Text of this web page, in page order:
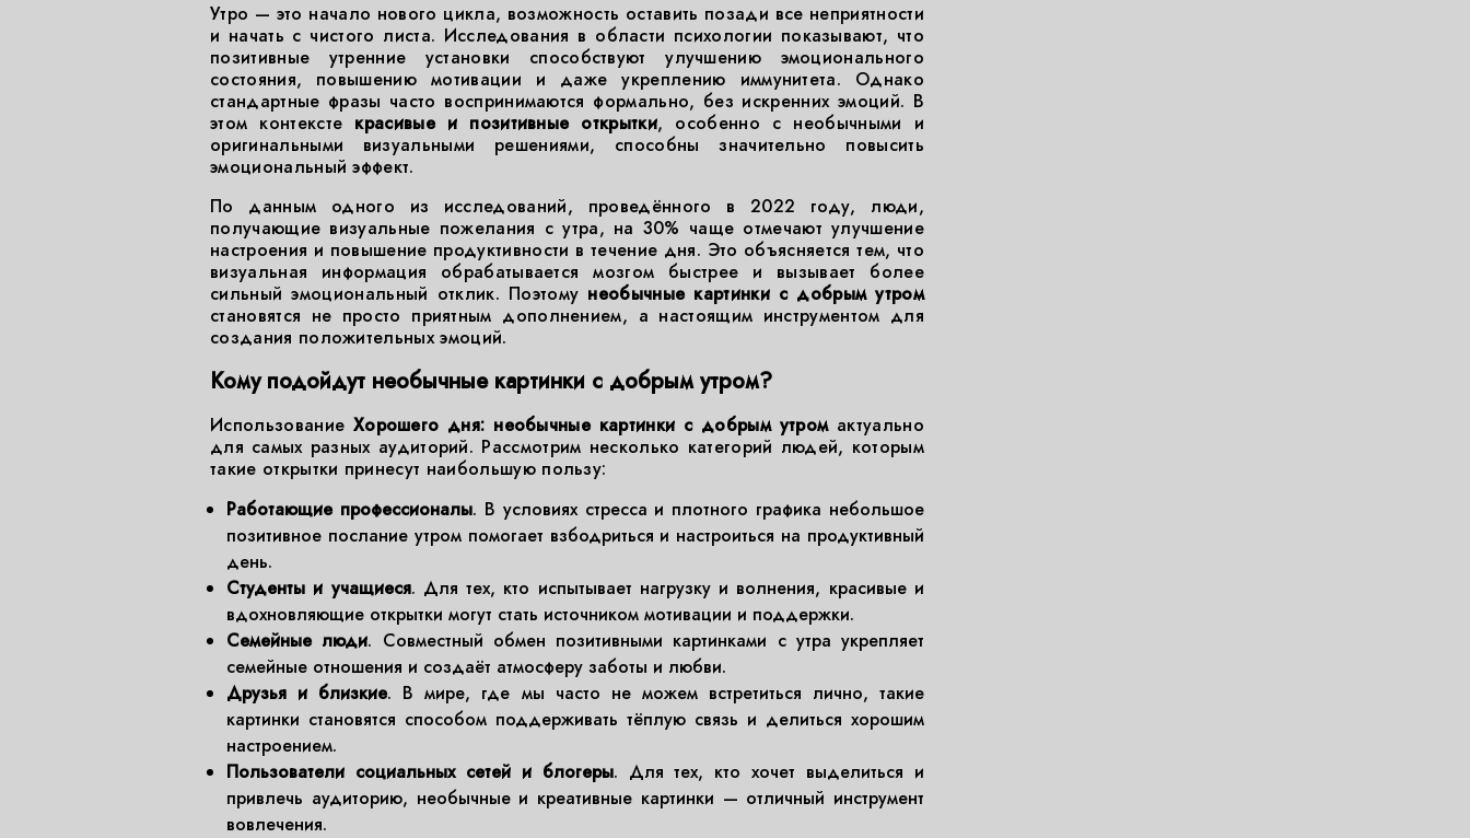
Утро — это начало нового цикла, возможность оставить позади все неприятности
и начать с чистого листа. Исследования в области психологии показывают, что
позитивные утренние установки способствуют улучшению эмоционального
состояния, повышению мотивации и даже укреплению иммунитета. Однако
стандартные фразы часто воспринимаются формально, без искренних эмоций. В
этом контексте красивые и позитивные открытки, особенно с необычными и
оригинальными визуальными решениями, способны значительно повысить
эмоциональный эффект.
По данным одного из исследований, проведённого в 2022 году, люди,
получающие визуальные пожелания с утра, на 30% чаще отмечают улучшение
настроения и повышение продуктивности в течение дня. Это объясняется тем, что
визуальная информация обрабатывается мозгом быстрее и вызывает более
сильный эмоциональный отклик. Поэтому необычные картинки с добрым утром
становятся не просто приятным дополнением, а настоящим инструментом для
создания положительных эмоций.
Кому подойдут необычные картинки с добрым утром?
Использование Хорошего дня: необычные картинки с добрым утромактуально
для самых разных аудиторий. Рассмотрим несколько категорий людей, которым
такие открытки принесут наибольшую пользу:
Работающие профессионалы. В условиях стресса и плотного графика небольшое
позитивное послание утром помогает взбодриться и настроиться на продуктивный
день.
Студенты и учащиеся. Для тех, кто испытывает нагрузку и волнения, красивые и
вдохновляющие открытки могут стать источником мотивации и поддержки.
Семейные люди. Совместный обмен позитивными картинками с утра укрепляет
семейные отношения и создаёт атмосферу заботы и любви.
Друзья и близкие. В мире, где мы часто не можем встретиться лично, такие
картинки становятся способом поддерживать тёплую связь и делиться хорошим
настроением.
Пользователи социальных сетей и блогеры. Для тех, кто хочет выделиться и
привлечь аудиторию, необычные и креативные картинки — отличный инструмент
вовлечения.